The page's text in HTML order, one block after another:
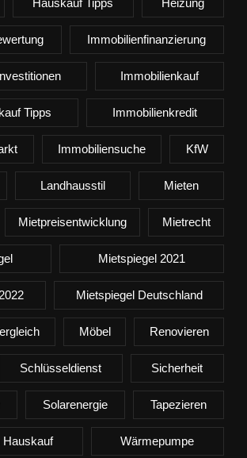
Hauskauf Tipps Heizung
Immobilienfinanzierung
Immobilienkauf
Tipps Immobilienkredit
Immobiliensuche KfW
Landhausstil Mieten
Mietpreisentwicklung Mietrecht
Mietspiegel 2021
Mietspiegel Deutschland
Möbel Renovieren
Schlüsseldienst Sicherheit
Solarenergie Tapezieren
Hauskauf Wärmepumpe